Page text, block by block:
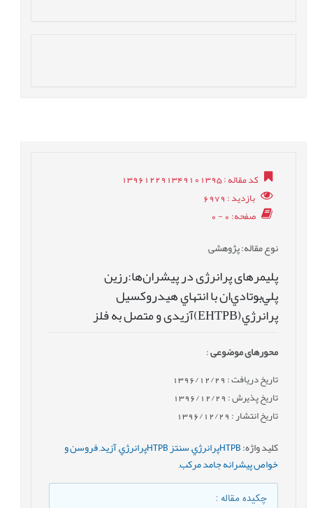
کد مقاله: 139612291349101395
بازدید: 6979
صفحه: 0 - 0
نوع مقاله: پژوهشی
پلیمرهای پرانرژی در پیشران‌ها:رزین
پلي‌بوتادي‌ان با انتهاي هيدروکسيل
پرانرژي(EHTPB)آزیدی و متصل به فلز
محورهای موضوعی:
تاریخ دریافت : 1396/12/29
تاریخ پذیرش : 1396/12/29
تاریخ انتشار : 1396/12/29
کلید واژه:HTPBپرانرژي ,سنتز HTPBپرانرژي ,آزید,فروسن و
خواص پيشرانه جامد مرکب,
چکیده مقاله: